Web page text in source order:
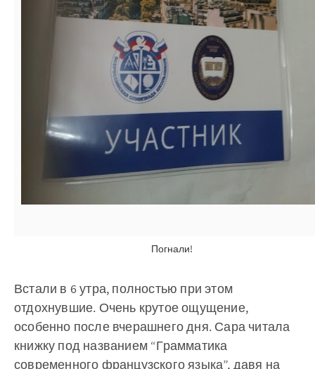
Погнали!
Встали в 6 утра, полностью при этом
отдохнувшие. Очень крутое ощущение,
особенно после вчерашнего дня. Сара читала
книжку под названием “Грамматика
современного французского языка”, давя на